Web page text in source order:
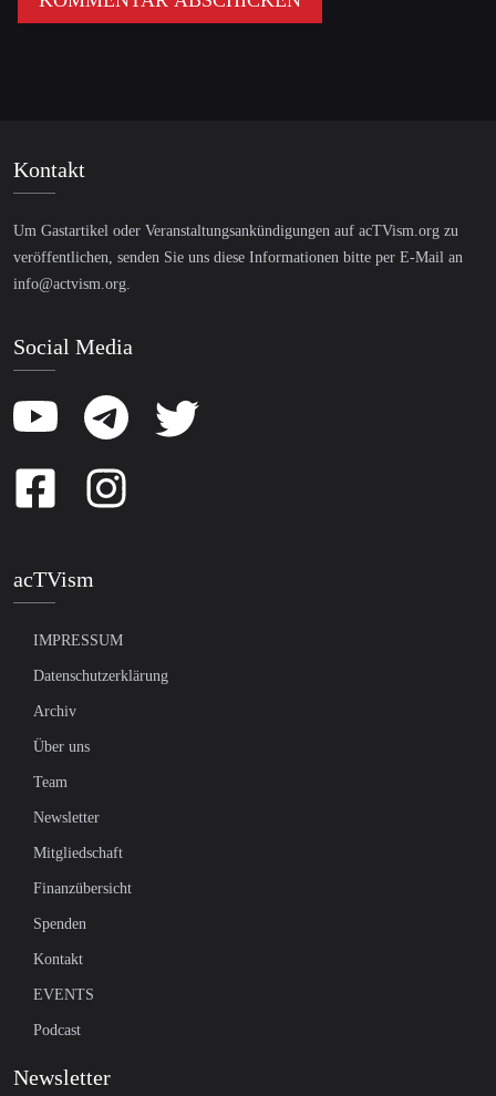
Kontakt
Um Gastartikel oder Veranstaltungsankündigungen auf acTVism.org zu
veröffentlichen, senden Sie uns diese Informationen bitte per E-Mail an
info@actvism.org.
Social Media
acTVism
IMPRESSUM
Datenschutzerklärung
Archiv
Über uns
Team
Newsletter
Mitgliedschaft
Finanzübersicht
Spenden
Kontakt
EVENTS
Podcast
Newsletter